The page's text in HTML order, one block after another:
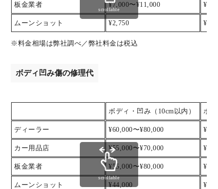
板金業者 ¥7,000〜¥11,000
ムーンショット ¥2,750
※料金相場は弊社調べ／弊社料金は税込
scrollable
ボディ凹み傷の修理代
ボディ・凹み（10cm以内） ボ
ディーラー ¥60,000〜¥80,000
カー用品店 ¥55,000〜¥70,000
板金業者 ¥55,000〜¥80,000
ムーンショット ¥44,000
scrollable